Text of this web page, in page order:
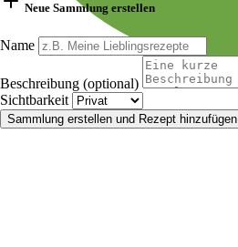
Neue Sammlung erstellen
Name
Beschreibung (optional)
Sichtbarkeit
Sammlung erstellen und Rezept hinzufügen